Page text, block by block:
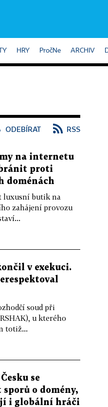
HRY PročNe ARCHIV
ODEBÍRAT RSS
na internetu
bránit proti
doménách
luxusní butik na
zahájení provozu
v exekuci.
soud při
u kterého
totiž...
se
o domény,
i globální hráči